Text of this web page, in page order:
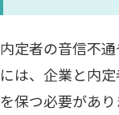
内定者の音信不
には、企業と内
を保つ必要があ